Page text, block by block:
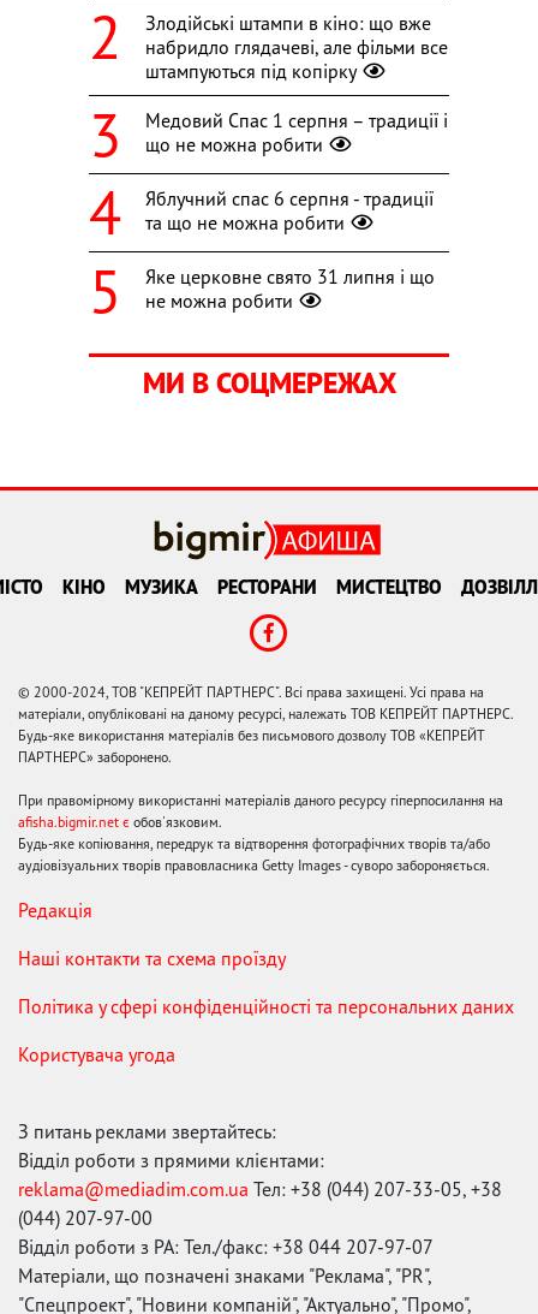
Злодійські штампи в кіно: що вже
набридло глядачеві, але фільми все
штампуються під копірку
Медовий Спас 1 серпня – традиції і
що не можна робити
Яблучний спас 6 серпня - традиції
та що не можна робити
Яке церковне свято 31 липня і що
не можна робити
МИ В СОЦМЕРЕЖАХ
КІНО МУЗИКА РЕСТОРАНИ МИСТЕЦТВО
© 2000-2024, ТОВ "КЕПРЕЙТ ПАРТНЕРС". Всі права захищені. Усі права на
матеріали, опубліковані на даному ресурсі, належать ТОВ КЕПРЕЙТ ПАРТНЕРС.
Будь-яке використання матеріалів без письмового дозволу ТОВ «КЕПРЕЙТ
ПАРТНЕРС» заборонено.
При правомірному використанні матеріалів даного ресурсу гіперпосилання на
afisha.bigmir.net є обов'язковим.
Будь-яке копіювання, передрук та відтворення фотографічних творів та/або
аудіовізуальних творів правовласника Getty Images - суворо забороняється.
Редакція
Наші контакти та схема проїзду
Політика у сфері конфіденційності та персональних даних
Користувача угода
З питань реклами звертайтесь:
Відділ роботи з прямими клієнтами:
reklama@mediadim.com.ua Тел: +38 (044) 207-33-05, +38
(044) 207-97-00
Відділ роботи з РА: Тел./факс: +38 044 207-97-07
Матеріали, що позначені знаками "Реклама", "PR",
"Спецпроект", "Новини компаній", "Актуально", "Промо",